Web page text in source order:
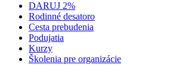
DARUJ 2%
Rodinné desatoro
Cesta prebudenia
Podujatia
Kurzy
Školenia pre organizácie